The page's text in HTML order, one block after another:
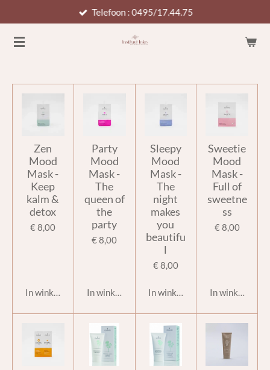
direct
naar
Telefoon : 0495/17.44.75
Zen
Mood
Mask -
Keep
kalm &
detox
€ 8,00
In winkelwagen
Party
Mood
Mask -
The
queen of
the
party
€ 8,00
In winkelwagen
Sleepy
Mood
Mask -
The
night
makes
you
beautifu
l
€ 8,00
In winkelwagen
Sweetie
Mood
Mask -
Full of
sweetne
ss
€ 8,00
In